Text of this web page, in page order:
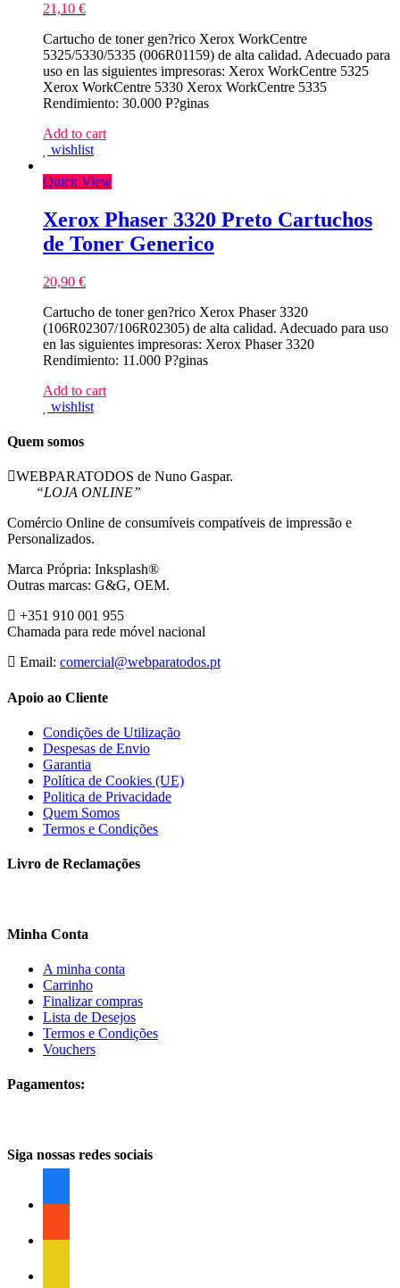
21,10 €
Cartucho de toner gen?rico Xerox WorkCentre
5325/5330/5335 (006R01159) de alta calidad. Adecuado para
uso en las siguientes impresoras: Xerox WorkCentre 5325
Xerox WorkCentre 5330 Xerox WorkCentre 5335
Rendimiento: 30.000 P?ginas
Add to cart
wishlist
Quick View
Xerox Phaser 3320 Preto Cartuchos
de Toner Generico
20,90 €
Cartucho de toner gen?rico Xerox Phaser 3320
(106R02307/106R02305) de alta calidad. Adecuado para uso
en las siguientes impresoras: Xerox Phaser 3320
Rendimiento: 11.000 P?ginas
Add to cart
wishlist
Quem somos
WEBPARATODOS de Nuno Gaspar.
“LOJA ONLINE”
Comércio Online de consumíveis compatíveis de impressão e
Personalizados.
Marca Própria: Inksplash®
Outras marcas: G&G, OEM.
+351 910 001 955
Chamada para rede móvel nacional
Email: comercial@webparatodos.pt
Apoio ao Cliente
Condições de Utilização
Despesas de Envio
Garantia
Política de Cookies (UE)
Politica de Privacidade
Quem Somos
Termos e Condições
Livro de Reclamações
Minha Conta
A minha conta
Carrinho
Finalizar compras
Lista de Desejos
Termos e Condições
Vouchers
Pagamentos:
Siga nossas redes sociais